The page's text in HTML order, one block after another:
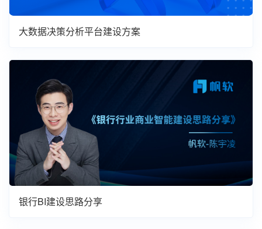
大数据决策分析平台建设方案
银行BI建设思路分享